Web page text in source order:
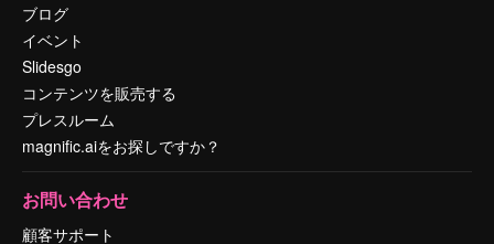
ブログ
イベント
Slidesgo
コンテンツを販売する
プレスルーム
magnific.aiをお探しですか？
お問い合わせ
顧客サポート